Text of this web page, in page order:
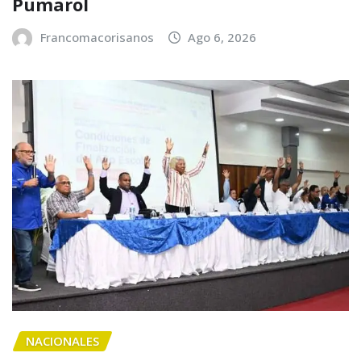
Francomacorisanos Ago 6, 2026
NACIONALES